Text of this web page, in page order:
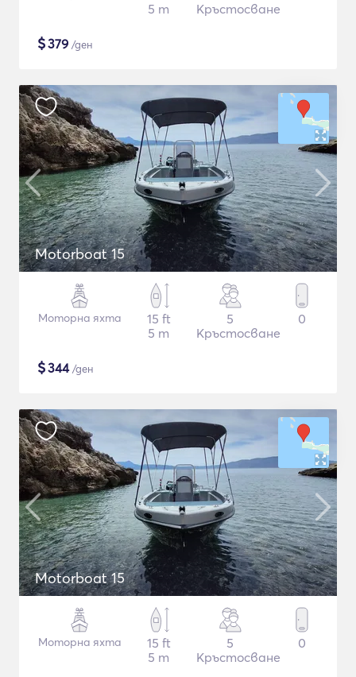
5 m
Кръстосване
$379 /ден
Motorboat 15
Моторна яхта
15 ft
5 m
5
Кръстосване
0
$344/ден
Motorboat 15
Моторна яхта
15 ft
5 m
5
Кръстосване
0